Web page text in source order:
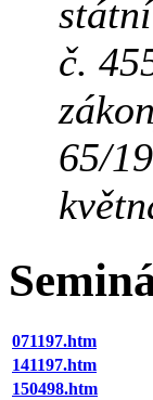
č.
65/
071197.htm
141197.htm
150498.htm